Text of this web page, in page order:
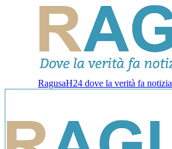
RagusaH24 dove la verità fa notizia